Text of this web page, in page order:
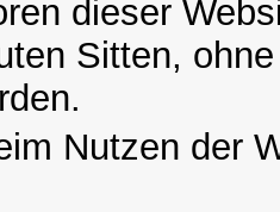
dieser
Sitten,
Nutzen der